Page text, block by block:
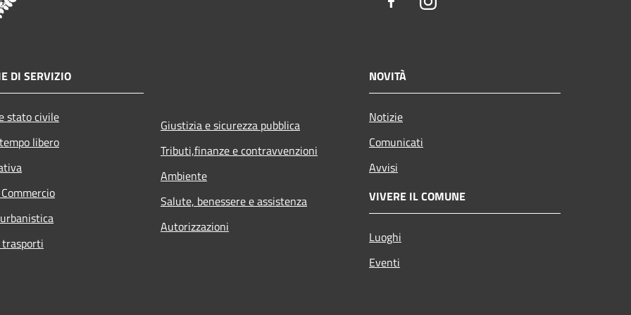
DI SERVIZIO
stato civile
libero
Giustizia e sicurezza pubblica
Tributi,finanze e contravvenzioni
Ambiente
Salute, benessere e assistenza
Autorizzazioni
NOVITÀ
Notizie
Comunicati
Avvisi
VIVERE IL COMUNE
Luoghi
Eventi